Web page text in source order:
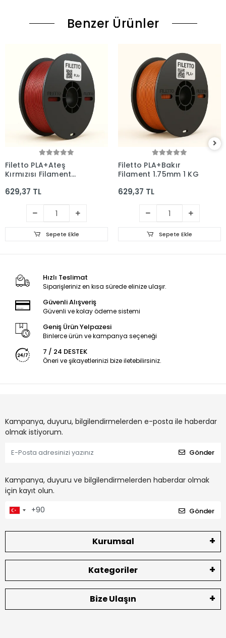
Benzer Ürünler
Filetto PLA+Ateş
Kırmızısı Filament
629,37 TL
Sepete Ekle
Filetto PLA+Bakır
Filament 1.75mm 1 KG
629,37 TL
Sepete Ekle
Hızlı Teslimat
Siparişleriniz en kısa sürede elinize ulaşır.
Güvenli Alışveriş
Güvenli ve kolay ödeme sistemi
Geniş Ürün Yelpazesi
Binlerce ürün ve kampanya seçeneği
7 / 24 DESTEK
Öneri ve şikayetlerinizi bize iletebilirsiniz.
Kampanya, duyuru, bilgilendirmelerden e-posta ile haberdar
olmak istiyorum.
Gönder
Kampanya, duyuru ve bilgilendirmelerden haberdar olmak
için kayıt olun.
Gönder
Kurumsal
Kategoriler
Bize Ulaşın